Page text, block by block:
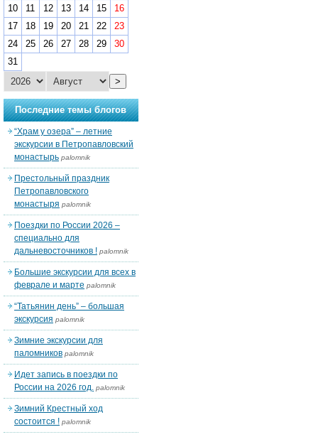
10
11 12 13 14 15
16
17
18 19 20 21 22
23
24
25 26 27 28 29
30
31
>
Последние темы блогов
“Храм у озера” – летние
экскурсии в Петропавловский
монастырь palomnik
Престольный праздник
Петропавловского
монастыря palomnik
Поездки по России 2026 –
специально для
дальневосточников ! palomnik
Большие экскурсии для всех в
феврале и марте palomnik
“Татьянин день” – большая
экскурсия palomnik
Зимние экскурсии для
паломников palomnik
Идет запись в поездки по
России на 2026 год. palomnik
Зимний Крестный ход
состоится ! palomnik